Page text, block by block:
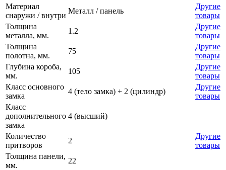
Материал
снаружи / внутри
Металл / панель
Другие
товары
Толщина
металла, мм.
1.2
Другие
товары
Толщина
полотна, мм.
75
Другие
товары
Глубина короба,
мм.
105
Другие
товары
Класс основного
замка
4 (тело замка) + 2 (цилиндр)
Другие
товары
Класс
дополнительного
замка
4 (высший)
Количество
притворов
2
Другие
товары
Толщина панели,
мм.
22